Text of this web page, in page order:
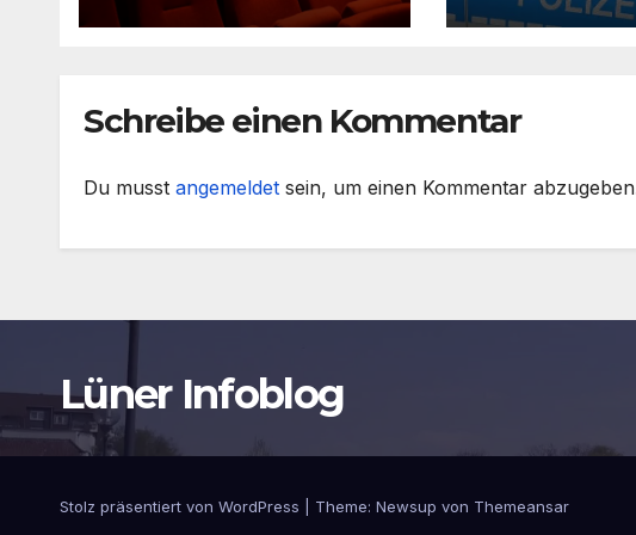
Schreibe einen Kommentar
Du musst angemeldet sein, um einen Kommentar
Lüner Infoblog
Stolz präsentiert von WordPress Theme: Newsup von Themeansar